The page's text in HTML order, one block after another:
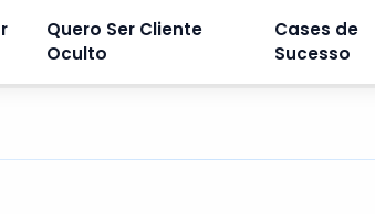
Quero Ser Cliente
Oculto
Cases de
Sucesso